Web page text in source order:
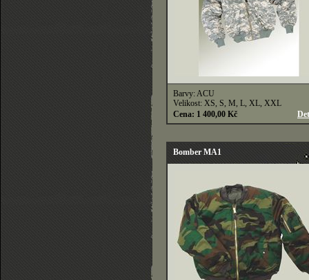
Barvy: ACU
Velikost: XS, S, M, L, XL, XXL
Cena: 1 400,00 Kč
Bomber MA1